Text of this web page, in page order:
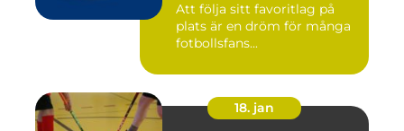
Att följa sitt favoritlag på
plats är en dröm för många
fotbollsfans...
18. jan